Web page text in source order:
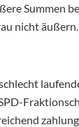
Summen
nicht äußern.